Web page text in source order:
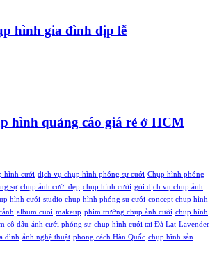
hình gia đình dịp lễ
hình quảng cáo giá rẻ ở HCM
hình cưới dịch vụ chụp hình phóng sự cưới Chụp hình phóng
sự chụp ảnh cưới đẹp chụp hình cưới gói dịch vụ chụp ảnh
hình cưới studio chụp hình phóng sự cưới concept chụp hình
album cuoi makeup phim trường chụp ảnh cưới chụp hình
cô dâu ảnh cưới phóng sự chụp hình cưới tại Đà Lạt Lavender
đình ảnh nghệ thuật phong cách Hàn Quốc chụp hình sản